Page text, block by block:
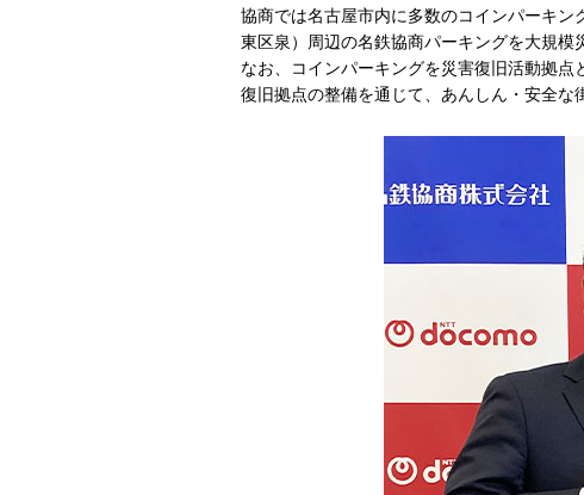
協商では名古屋市内に多数のコインパーキ
東区泉）周辺の名鉄協商パーキングを大規模
なお、コインパーキングを災害復旧活動拠
復旧拠点の整備を通じて、あんしん・安全な